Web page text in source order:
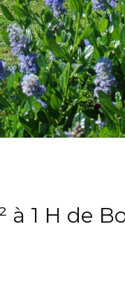
à 1 H de